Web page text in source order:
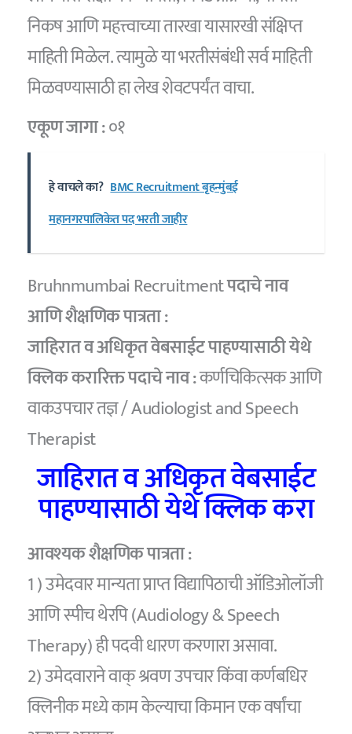
निकष आणि महत्त्वाच्या तारखा यासारखी संक्षिप्त
माहिती मिळेल. त्यामुळे या भरतीसंबंधी सर्व माहिती
मिळवण्यासाठी हा लेख शेवटपर्यंत वाचा.
एकूण जागा :०१
हे वाचले का? BMC Recruitment बृहन्मुंबई
महानगरपालिकेत पद भरती जाहीर
Bruhnmumbai Recruitmentपदाचे नाव
आणि शैक्षणिक पात्रता :
जाहिरात व अधिकृत वेबसाईट पाहण्यासाठी येथे
क्लिक करारिक्त पदाचे नाव :कर्णचिकित्सक आणि
वाकउपचार तज्ञ / Audiologist and Speech
Therapist
जाहिरात व अधिकृत वेबसाईट
पाहण्यासाठी येथे क्लिक करा
आवश्यक शैक्षणिक पात्रता :
1 ) उमेदवार मान्यता प्राप्त विद्यापिठाची ऑडिओलॉजी
आणि स्पीच थेरपि (Audiology & Speech
Therapy) ही पदवी धारण करणारा असावा.
2) उमेदवाराने वाक् श्रवण उपचार किंवा कर्णबधिर
क्लिनीक मध्ये काम केल्याचा किमान एक वर्षांचा